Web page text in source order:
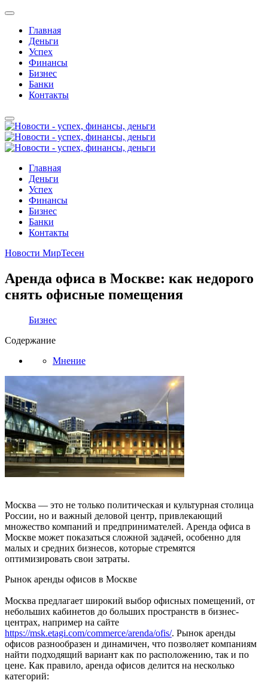
Главная
Деньги
Успех
Финансы
Бизнес
Банки
Контакты
Главная
Деньги
Успех
Финансы
Бизнес
Банки
Контакты
Новости МирТесен
Аренда офиса в Москве: как недорого
снять офисные помещения
Бизнес
Содержание
Мнение
Москва — это не только политическая и культурная столица
России, но и важный деловой центр, привлекающий
множество компаний и предпринимателей. Аренда офиса в
Москве может показаться сложной задачей, особенно для
малых и средних бизнесов, которые стремятся
оптимизировать свои затраты.
Рынок аренды офисов в Москве
Москва предлагает широкий выбор офисных помещений, от
небольших кабинетов до больших пространств в бизнес-
центрах, например на сайте
https://msk.etagi.com/commerce/arenda/ofis/. Рынок аренды
офисов разнообразен и динамичен, что позволяет компаниям
найти подходящий вариант как по расположению, так и по
цене. Как правило, аренда офисов делится на несколько
категорий: